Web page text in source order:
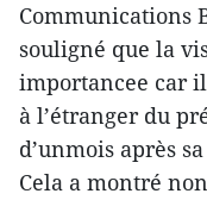
Communications
souligné que la
importancee car
à l’étranger du
d’unmois après
Cela a montré